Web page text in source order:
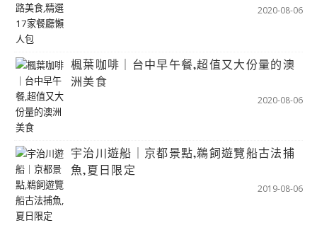
2020-08-06
楓葉咖啡｜台中早午餐,超值又大份量的澳
洲美食
2020-08-06
宇治川遊船｜京都景點,鵜飼遊覽船古法捕
魚,夏日限定
2019-08-06